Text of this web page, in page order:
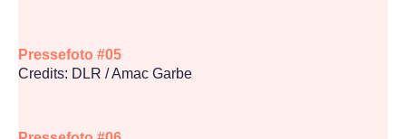
Pressefoto #05
Credits: DLR / Amac Garbe